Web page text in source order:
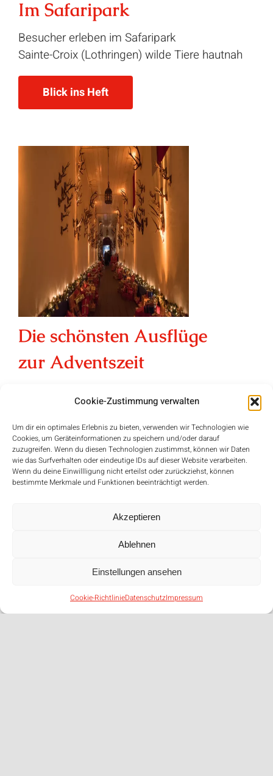
Cookie-Zustimmung verwalten
Um dir ein optimales Erlebnis zu bieten, verwenden wir Technologien wie
Cookies, um Geräteinformationen zu speichern und/oder darauf
zuzugreifen. Wenn du diesen Technologien zustimmst, können wir Daten
wie das Surfverhalten oder eindeutige IDs auf dieser Website verarbeiten.
Wenn du deine Einwillligung nicht erteilst oder zurückziehst, können
bestimmte Merkmale und Funktionen beeinträchtigt werden.
Akzeptieren
Ablehnen
Einstellungen ansehen
Cookie-RichtlinieDatenschutzImpressum
Im Safaripark
Besucher erleben im Safaripark
Sainte-Croix (Lothringen) wilde Tiere hautnah
Blick ins Heft
Die schönsten Ausflüge
zur Adventszeit
besonderen Wochen rund um Weihnachten
Blick ins Heft